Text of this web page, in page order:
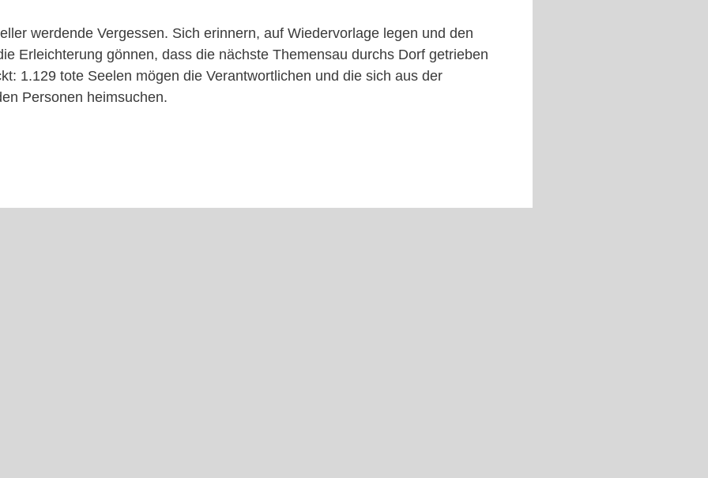
werdende Vergessen. Sich erinnern, auf Wiedervorlage legen und den
Erleichterung gönnen, dass die nächste Themensau durchs Dorf getrieben
1.129 tote Seelen mögen die Verantwortlichen und die sich aus der
Personen heimsuchen.